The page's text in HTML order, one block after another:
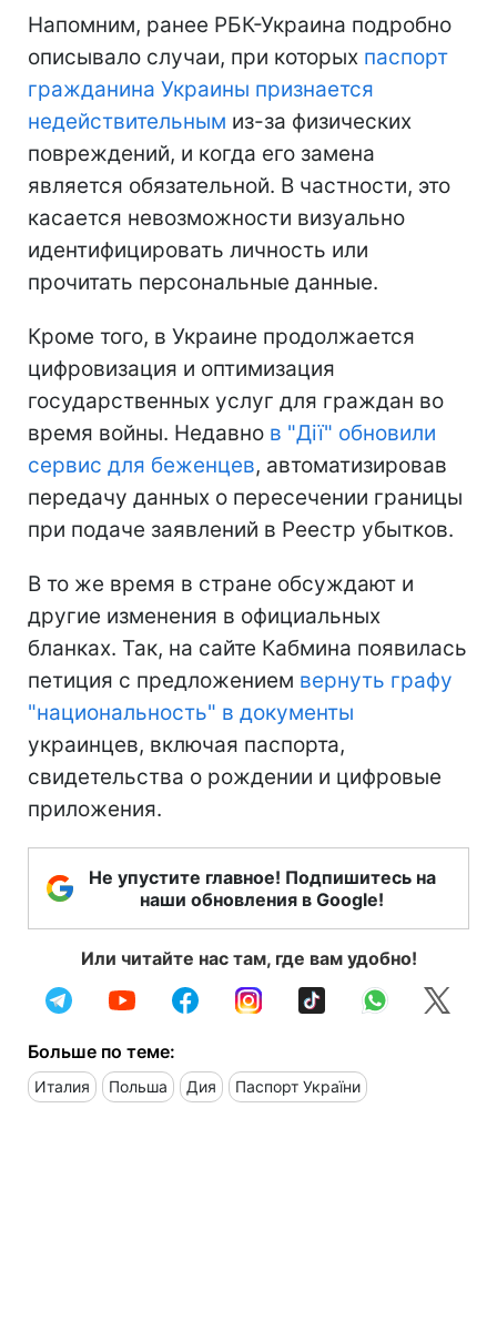
Напомним, ранее РБК-Украина подробно
описывало случаи, при которых паспорт
гражданина Украины признается
недействительным из-за физических
повреждений, и когда его замена
является обязательной. В частности, это
касается невозможности визуально
идентифицировать личность или
прочитать персональные данные.
Кроме того, в Украине продолжается
цифровизация и оптимизация
государственных услуг для граждан во
время войны. Недавно в "Дії" обновили
сервис для беженцев, автоматизировав
передачу данных о пересечении границы
при подаче заявлений в Реестр убытков.
В то же время в стране обсуждают и
другие изменения в официальных
бланках. Так, на сайте Кабмина появилась
петиция с предложением вернуть графу
"национальность" в документы
украинцев, включая паспорта,
свидетельства о рождении и цифровые
приложения.
Не упустите главное! Подпишитесь на
наши обновления в Google!
Или читайте нас там, где вам удобно!
Больше по теме:
Италия Польша Дия Паспорт України